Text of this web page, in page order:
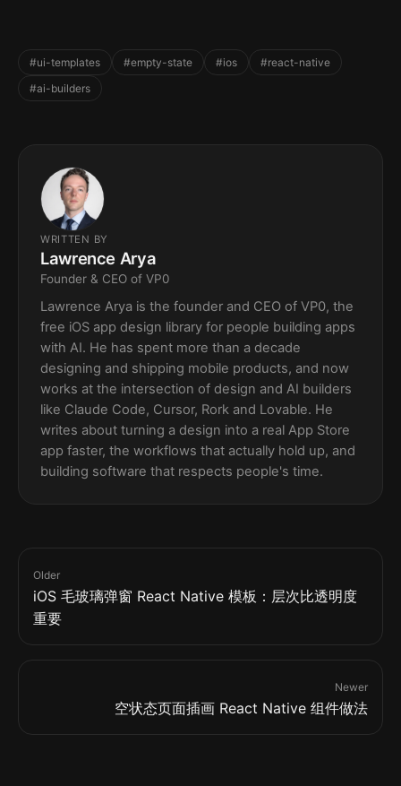
#ui-templates #empty-state #ios
#react-native
#ai-builders
WRITTEN BY
Lawrence Arya
Founder & CEO of VP0
Lawrence Arya is the founder and CEO of VP0, the
free iOS app design library for people building apps
with AI. He has spent more than a decade
designing and shipping mobile products, and now
works at the intersection of design and AI builders
like Claude Code, Cursor, Rork and Lovable. He
writes about turning a design into a real App Store
app faster, the workflows that actually hold up, and
building software that respects people's time.
Older
iOS 毛玻璃弹窗 React Native 模板：层次比透明度
重要
Newer
空状态页面插画 React Native 组件做法